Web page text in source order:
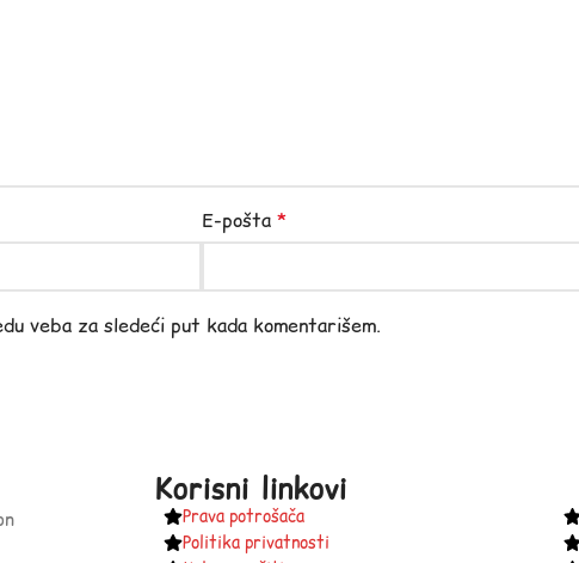
E-pošta *
veba za sledeći put kada komentarišem.
Korisni linkovi
Prava potrošača
Politika privatnosti